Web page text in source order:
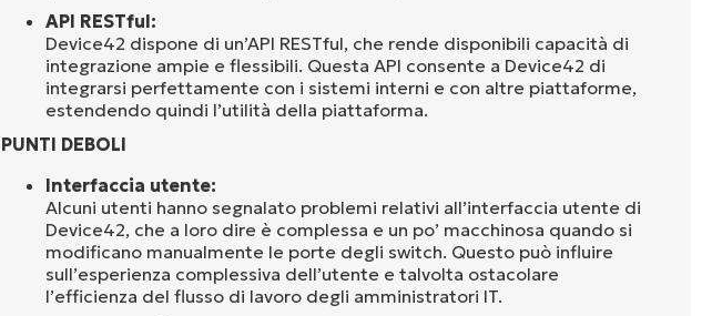
API RESTful:
Device42 dispone di un’API RESTful, che rende disponibili capacità di
integrazione ampie e flessibili. Questa API consente a Device42 di
integrarsi perfettamente con i sistemi interni e con altre piattaforme,
estendendo quindi l’utilità della piattaforma.
PUNTI DEBOLI
Interfaccia utente:
Alcuni utenti hanno segnalato problemi relativi all’interfaccia utente di
Device42, che a loro dire è complessa e un po’ macchinosa quando si
modificano manualmente le porte degli switch. Questo può influire
sull’esperienza complessiva dell’utente e talvolta ostacolare
l’efficienza del flusso di lavoro degli amministratori IT.